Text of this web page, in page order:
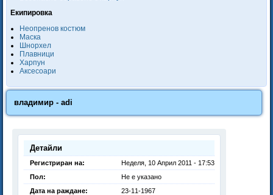
Екипировка
Неопренов костюм
Маска
Шнорхел
Плавници
Харпун
Аксесоари
владимир - adi
Детайли
Регистриран на:
Неделя, 10 Април 2011 - 17:53
Пол:
Не е указано
Дата на раждане:
23-11-1967